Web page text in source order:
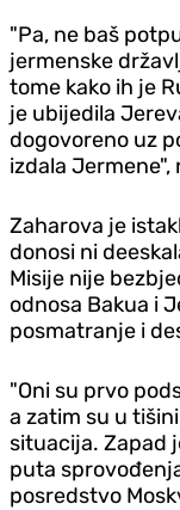
"Pa, ne baš
jermenske
tome kako ih je
je ubijedila
dogovoreno uz
izdala Jermene",
Zaharova je
donosi ni
Misije nije
odnosa Bakua i
posmatranje i
"Oni su prvo
a zatim su u
situacija. Zapad
puta
posredstvo